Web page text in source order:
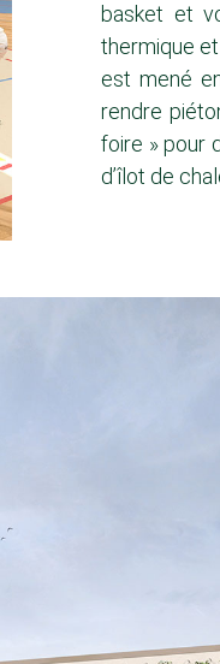
basket et
thermique
est mené
rendre
foire » pour
d’îlot de